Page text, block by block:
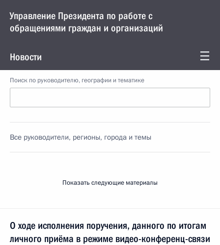
Управление Президента по работе с
обращениями граждан и организаций
Новости
Поиск по руководителю, географии и тематике
Все руководители, регионы, города и темы
Показать следующие материалы
О ходе исполнения поручения, данного по итогам
личного приёма в режиме видео-конференц-связи